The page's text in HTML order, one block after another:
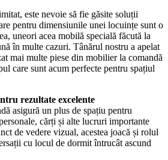
este nevoie să fie găsite soluții
pentru dimensiunile unei locuințe sunt o
uneori acea mobilă specială făcută la
în multe cazuri. Tânărul nostru a apelat
mai multe piese din mobilier la comandă
care sunt acum perfecte pentru spațiul
rezultate excelente
asigură un plus de spațiu pentru
cărți și alte lucruri importante
de vedere vizual, acestea joacă și rolul
cu locul de dormit întrucât ascund